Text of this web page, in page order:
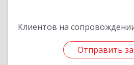
Клиентов на
Отправить
Отправить